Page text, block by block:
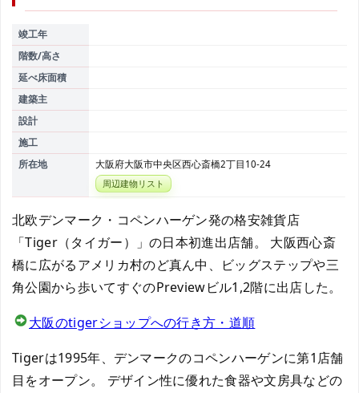
竣工年
階数/高さ
延べ床面積
建築主
設計
施工
所在地
大阪府大阪市中央区西心斎橋2丁目10-24
周辺建物リスト
北欧デンマーク・コペンハーゲン発の格安雑貨店
「Tiger（タイガー）」の日本初進出店舗。 大阪西心斎
橋に広がるアメリカ村のど真ん中、ビッグステップや三
角公園から歩いてすぐのPreviewビル1,2階に出店した。
大阪のtigerショップへの行き方・道順
Tigerは1995年、デンマークのコペンハーゲンに第1店舗
目をオープン。 デザイン性に優れた食器や文房具などの